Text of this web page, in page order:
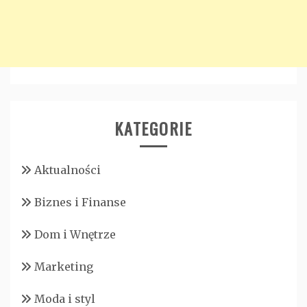
KATEGORIE
Aktualności
Biznes i Finanse
Dom i Wnętrze
Marketing
Moda i styl